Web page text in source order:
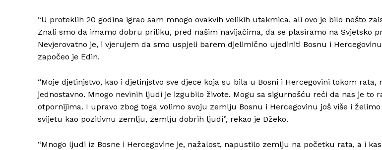
“U proteklih 20 godina igrao sam mnogo ovakvih velikih utakmica, ali ovo je bilo nešto
Znali smo da imamo dobru priliku, pred našim navijačima, da se plasiramo na Svjetsko
Nevjerovatno je, i vjerujem da smo uspjeli barem djelimično ujediniti Bosnu i
započeo je Edin.
“Moje djetinjstvo, kao i djetinjstvo sve djece koja su bila u Bosni i Hercegovini tokom rata,
jednostavno. Mnogo nevinih ljudi je izgubilo živote. Mogu sa sigurnošću reći da nas je to
otpornijima. I upravo zbog toga volimo svoju zemlju Bosnu i Hercegovinu još više i
svijetu kao pozitivnu zemlju, zemlju dobrih ljudi”, rekao je Džeko.
“Mnogo ljudi iz Bosne i Hercegovine je, nažalost, napustilo zemlju na početku rata, a i